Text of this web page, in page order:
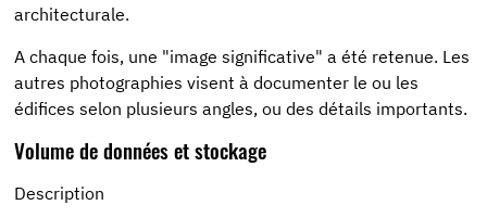
architecturale.
A chaque fois, une "image significative" a été retenue. Les
autres photographies visent à documenter le ou les
édifices selon plusieurs angles, ou des détails importants.
Volume de données et stockage
Description